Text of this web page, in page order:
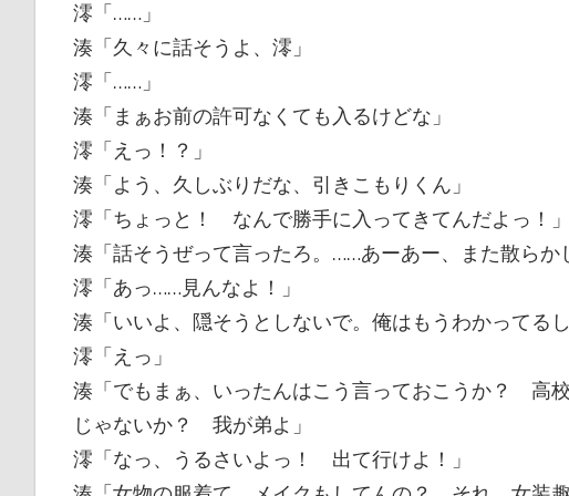
澪「……」
湊「久々に話そうよ、澪」
澪「……」
湊「まぁお前の許可なくても入るけどな」
澪「えっ！？」
湊「よう、久しぶりだな、引きこもりくん」
澪「ちょっと！ なんで勝手に入ってきてんだよっ！」
湊「話そうぜって言ったろ。……あーあー、また散らか
澪「あっ……見んなよ！」
湊「いいよ、隠そうとしないで。俺はもうわかってるし
澪「えっ」
湊「でもまぁ、いったんはこう言っておこうか？ 高
じゃないか？ 我が弟よ」
澪「なっ、うるさいよっ！ 出て行けよ！」